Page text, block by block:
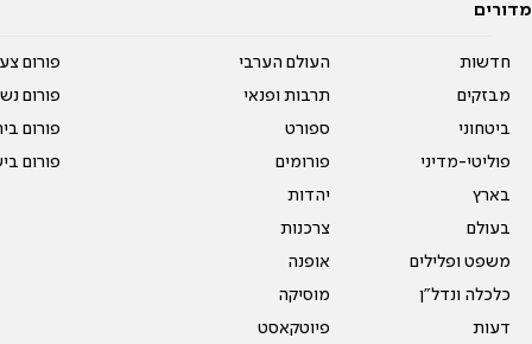
מדורים
חדשות
מבזקים
ביטחוני
פוליטי-מדיני
בארץ
בעולם
משפט ופלילים
כלכלה ונדל"ן
דעות
העולם הערבי
תרבות ופנאי
ספורט
פורומים
יהדות
צרכנות
אופנה
מוסיקה
פיוטקאסט
פורום
פורום
פורום
פורום